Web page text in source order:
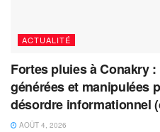
ACTUALITÉ
Fortes pluies à Conakry
générées et manipulées
désordre informationnel
AOÛT 4, 2026